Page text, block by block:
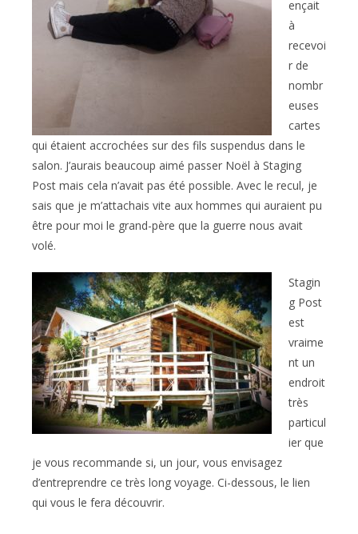
ençait
à
recevoi
r de
nombr
euses
cartes
qui étaient accrochées sur des fils suspendus dans le
salon. J’aurais beaucoup aimé passer Noël à Staging
Post mais cela n’avait pas été possible. Avec le recul, je
sais que je m’attachais vite aux hommes qui auraient pu
être pour moi le grand-père que la guerre nous avait
volé.
Stagin
g Post
est
vraime
nt un
endroit
très
particul
ier que
je vous recommande si, un jour, vous envisagez
d’entreprendre ce très long voyage. Ci-dessous, le lien
qui vous le fera découvrir.